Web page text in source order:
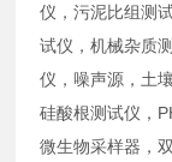
仪，污泥比组测
试仪，机械杂质
仪，噪声源，土
硅酸根测试仪，
微生物采样器，